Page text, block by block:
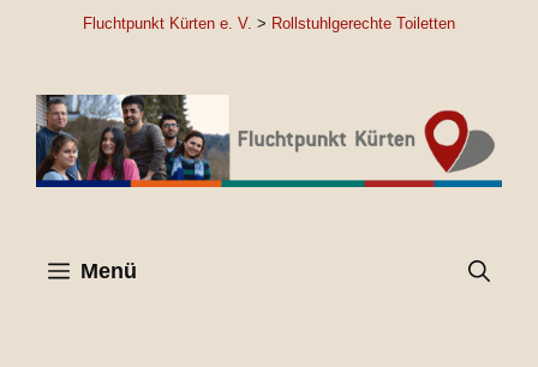
Fluchtpunkt Kürten e. V. > Rollstuhlgerechte Toiletten
Menü